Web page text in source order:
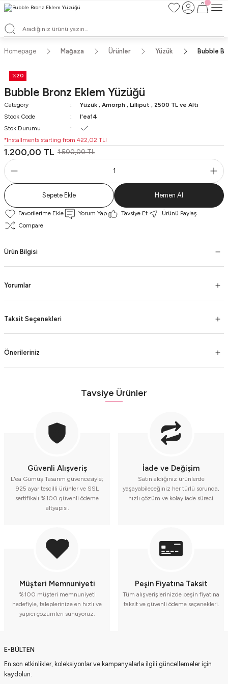
TÜM ALIŞVERİŞLERDE ÜCRETSİZ KARGO ve TAKSİT İMKANLARI
L'EA'NIN BÜYÜLÜ DÜNYASINA HOŞ GELDİNİZ
HER BİR L'EA ÖMÜR BOYU SAKLAYACAĞINIZ ANLAMLI BİR PARÇA
TEK ÜRETİM EL YAPIMI TASARIMLAR
Homepage Mağaza Ürünler Yüzük Bubble
%20
Bubble Bronz Eklem Yüzüğü
Category Yüzük , Amorph , Lilliput , 2500 TL ve Altı
Stock Code
l'ea14
Stok Durumu
*Installments starting from 422,02 TL!
1.200,00 TL 1.500,00 TL
Sepete Ekle Hemen Al
Yorum Yap Tavsiye Et
Ürünü Paylaş
Compare
Ürün Bilgisi
Yorumlar
Taksit Seçenekleri
Önerileriniz
Tavsiye Ürünler
Bubble Bronz Küpe
Güvenli Alışveriş
L'ea Gümüş Tasarım güvencesiyle;
925 ayar tescilli ürünler ve SSL
sertifikalı %100 güvenli ödeme
altyapısı.
İade ve Değişim
Satın aldığınız ürünlerde
yaşayabileceğiniz her türlü sorunda,
hızlı çözüm ve kolay iade süreci.
Müşteri Memnuniyeti
%100 müşteri memnuniyeti
hedefiyle, taleplerinize en hızlı ve
yapıcı çözümleri sunuyoruz.
Peşin Fiyatına Taksit
Tüm alışverişlerinizde peşin fiyatına
taksit ve güvenli ödeme seçenekleri.
E-BÜLTEN
En son etkinlikler, koleksiyonlar ve kampanyalarla ilgili güncellemeler için
kaydolun.